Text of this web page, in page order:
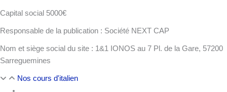
Capital social 5000€
Responsable de la publication : Société NEXT CAP
Nom et siège social du site : 1&1 IONOS au 7 Pl. de la Gare, 57200
Sarreguemines
Nos cours d'italien